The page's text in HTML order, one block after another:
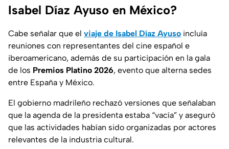
Isabel Díaz Ayuso en México?
Cabe señalar que el viaje de Isabel Díaz Ayuso incluía
reuniones con representantes del cine español e
iberoamericano, además de su participación en la gala
de los Premios Platino 2026, evento que alterna sedes
entre España y México.
El gobierno madrileño rechazó versiones que señalaban
que la agenda de la presidenta estaba “vacía” y aseguró
que las actividades habían sido organizadas por actores
relevantes de la industria cultural.